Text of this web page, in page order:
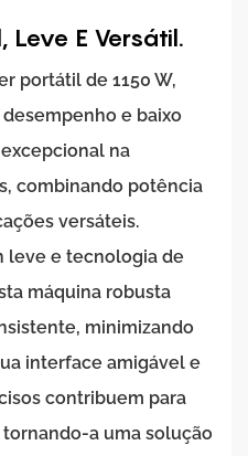
Leve E Versátil.
portátil de 1150 W,
e baixo
na
combinando potência
versáteis.
leve e tecnologia de
máquina robusta
minimizando
interface amigável e
contribuem para
a uma solução